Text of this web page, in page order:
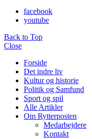
facebook
youtube
Back to Top
Close
Forside
Det indre liv
Kultur og historie
Politik og Samfund
Sport og spil
Alle Artikler
Om Rytterposten
Medarbejdere
Kontakt